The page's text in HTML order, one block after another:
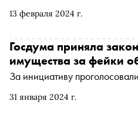
13 февраля 2024 г.
31 января 2024 г.
Госдума приняла
имущества за фейки
За инициативу